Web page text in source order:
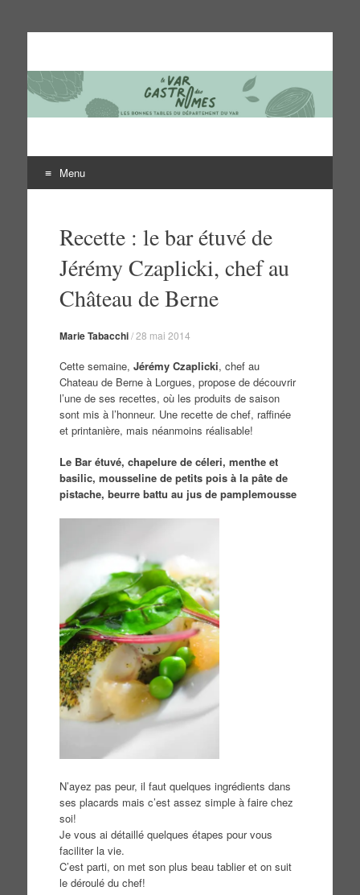
Le Var des gastronomes
Les bonnes tables du département du Var
Menu
contenuRecette : le bar étuvé de
Jérémy Czaplicki, chef au
Château de Berne
Marie Tabacchi/28 mai 2014
Cette semaine, Jérémy Czaplicki, chef au
Chateau de Berne à Lorgues, propose de découvrir
l’une de ses recettes, où les produits de saison
sont mis à l’honneur. Une recette de chef, raffinée
et printanière, mais néanmoins réalisable!
Le Bar étuvé, chapelure de céleri, menthe et
basilic, mousseline de petits pois à la pâte de
pistache, beurre battu au jus de pamplemousse
N’ayez pas peur, il faut quelques ingrédients dans
ses placards mais c’est assez simple à faire chez
soi!
Je vous ai détaillé quelques étapes pour vous
faciliter la vie.
C’est parti, on met son plus beau tablier et on suit
le déroulé du chef!